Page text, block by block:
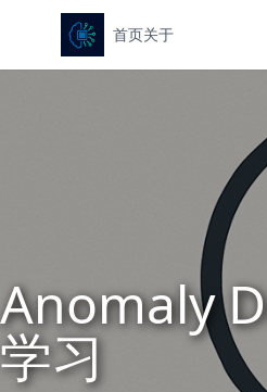
首页关于
Anomaly
学习